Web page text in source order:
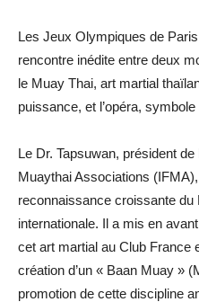
Les Jeux Olympiques de
rencontre inédite entre deux
le Muay Thai, art martial
puissance, et l’opéra,
Le Dr. Tapsuwan, président de
Muaythai Associations
reconnaissance croissante
internationale. Il a mis en
cet art martial au Club France
création d’un « Baan Muay »
promotion de cette discipline